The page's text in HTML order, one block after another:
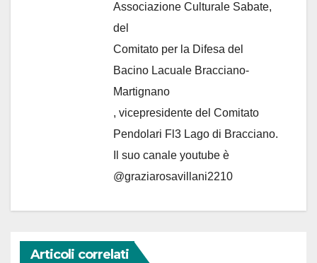
Associazione Culturale Sabate,
del
Comitato per la Difesa del
Bacino Lacuale Bracciano-
Martignano
, vicepresidente del Comitato
Pendolari Fl3 Lago di Bracciano.
Il suo canale youtube è
@graziarosavillani2210
Articoli correlati